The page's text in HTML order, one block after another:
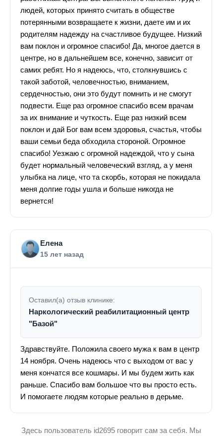
людей, которых принято считать в обществе
потерянными возвращаете к жизни, даете им и их
родителям надежду на счастливое будущее. Низкий
вам поклон и огромное спасибо! Да, многое дается в
центре, но в дальнейшем все, конечно, зависит от
самих ребят. Но я надеюсь, что, столкнувшись с
такой заботой, человечностью, вниманием,
сердечностью, они это будут помнить и не смогут
подвести. Еще раз огромное спасибо всем врачам
за их внимание и чуткость. Еще раз низкий всем
поклон и дай Бог вам всем здоровья, счастья, чтобы
ваши семьи беда обходила стороной. Огромное
спасибо! Уезжаю с огромной надеждой, что у сына
будет нормальный человеческий взгляд, а у меня
улыбка на лице, что та скорбь, которая не покидала
меня долгие годы ушла и больше никогда не
вернется!
Елена
15 лет назад
Оставил(а) отзыв клинике:
Наркологический реабилитационный центр
"Базой"
Здравствуйте. Положила своего мужа к вам в центр
14 ноября. Очень надеюсь что с выходом от вас у
меня кончатся все кошмары. И мы будем жить как
раньше. Спасибо вам большое что вы просто есть.
И помогаете людям которые реально в дерьме.
Здесь пользователь id2695 говорит сам за себя. Мы